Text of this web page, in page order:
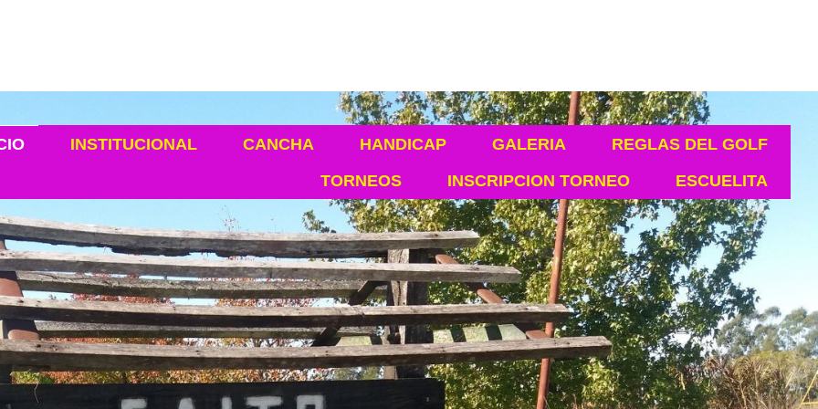
INSTITUCIONAL CANCHA HANDICAP GALERIA
REGLAS DEL GOLF
TORNEOS
INSCRIPCION TORNEO ESCUELITA